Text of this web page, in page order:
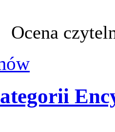
Ocena